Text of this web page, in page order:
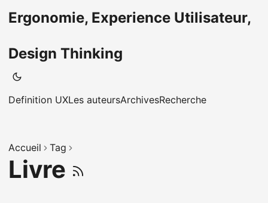
Ergonomie, Experience Utilisateur,
Design Thinking
Definition UXLes auteursArchivesRecherche
Accueil Tag
Livre